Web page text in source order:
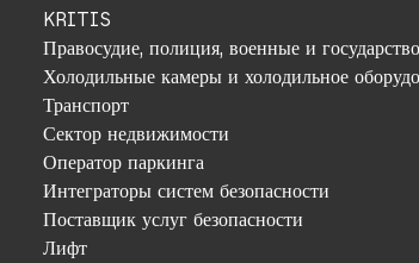
KRITIS
Правосудие, полиция, военные и государство
Холодильные камеры и холодильное
Транспорт
Сектор недвижимости
Оператор паркинга
Интеграторы систем безопасности
Поставщик услуг безопасности
Лифт